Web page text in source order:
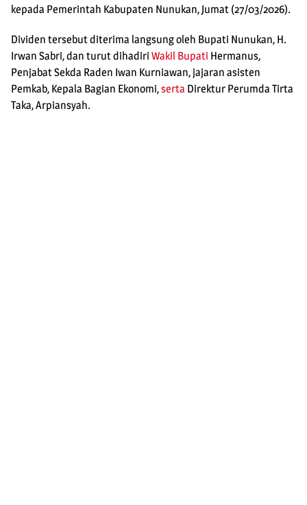
kepada Pemerintah Kabupaten Nunukan, Jumat (27/03/2026).
Dividen tersebut diterima langsung oleh Bupati Nunukan, H.
Irwan Sabri, dan turut dihadiri Wakil Bupati Hermanus,
Penjabat Sekda Raden Iwan Kurniawan, jajaran asisten
Pemkab, Kepala Bagian Ekonomi,serta Direktur Perumda Tirta
Taka, Arpiansyah.